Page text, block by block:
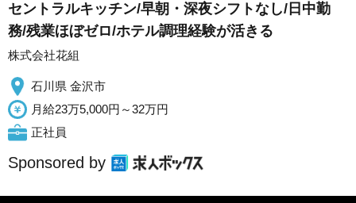
セントラルキッチン/早朝・深夜シフトなし/日中勤
務/残業ほぼゼロ/ホテル調理経験が活きる
株式会社花組
石川県 金沢市
月給23万5,000円～32万円
正社員
Sponsored by